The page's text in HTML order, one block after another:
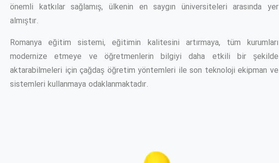
önemli katkılar sağlamış, ülkenin en saygın üniversiteleri arasında yer
almıştır.
Romanya eğitim sistemi, eğitimin kalitesini artırmaya, tüm kurumları
modernize etmeye ve öğretmenlerin bilgiyi daha etkili bir şekilde
aktarabilmeleri için çağdaş öğretim yöntemleri ile son teknoloji ekipman ve
sistemleri kullanmaya odaklanmaktadır.